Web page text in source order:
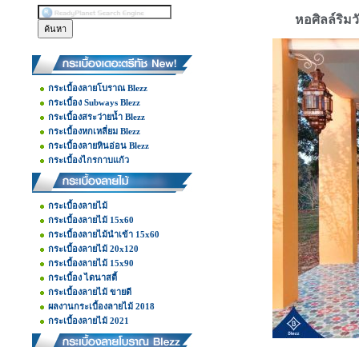
กระเบื้องลายโบราณ Blezz
กระเบื้อง Subways Blezz
กระเบื้องสระว่ายน้ำ Blezz
กระเบื้องหกเหลี่ยม Blezz
กระเบื้องลายหินอ่อน Blezz
กระเบื้องไกรกาบแก้ว
กระเบื้องลายไม้
กระเบื้องลายไม้ 15x60
กระเบื้องลายไม้นำเข้า 15x60
กระเบื้องลายไม้ 20x120
กระเบื้องลายไม้ 15x90
กระเบื้อง ไดนาสตี้
กระเบื้องลายไม้ ขายดี
ผลงานกระเบื้องลายไม้ 2018
กระเบื้องลายไม้ 2021
หอศิลล์ริมวั